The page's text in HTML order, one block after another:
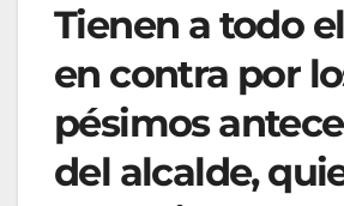
Tienen a todo
en contra por
pésimos
del alcalde,